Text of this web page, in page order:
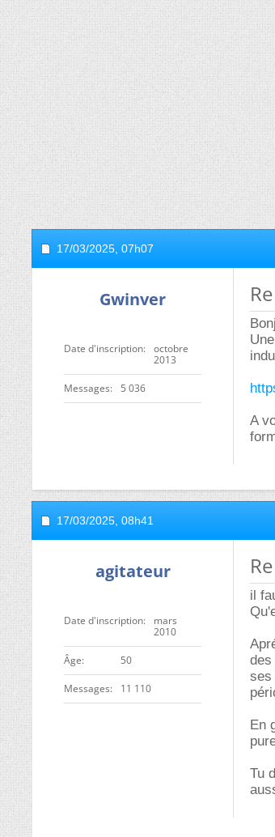
17/03/2025, 07h07
Gwinver
Date d'inscription
octobre
2013
Messages 5 036
A
17/03/2025, 08h41
agitateur
Date d'inscription
mars
2010
ge 50
Messages 11 110
il
des
ses
En
Tu